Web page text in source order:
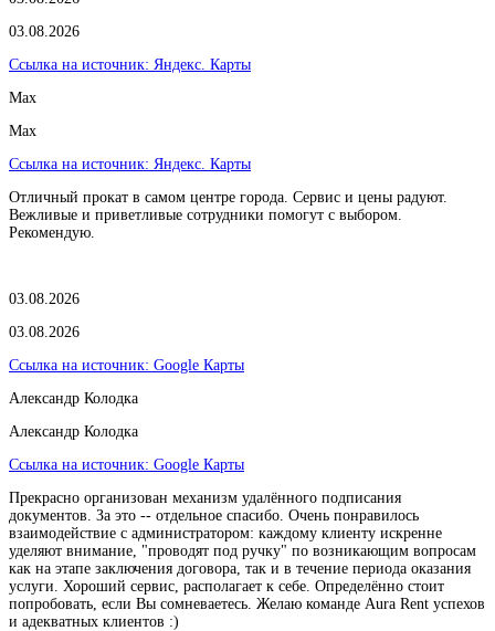
03.08.2026
Ссылка на источник: Яндекс. Карты
Max
Max
Ссылка на источник: Яндекс. Карты
Отличный прокат в самом центре города. Сервис и цены радуют.
Вежливые и приветливые сотрудники помогут с выбором.
Рекомендую.
03.08.2026
03.08.2026
Ссылка на источник: Google Карты
Александр Колодка
Александр Колодка
Ссылка на источник: Google Карты
Прекрасно организован механизм удалённого подписания
документов. За это -- отдельное спасибо. Очень понравилось
взаимодействие с администратором: каждому клиенту искренне
уделяют внимание, "проводят под ручку" по возникающим вопросам
как на этапе заключения договора, так и в течение периода оказания
услуги. Хороший сервис, располагает к себе. Определённо стоит
попробовать, если Вы сомневаетесь. Желаю команде Aura Rent успехов
и адекватных клиентов :)